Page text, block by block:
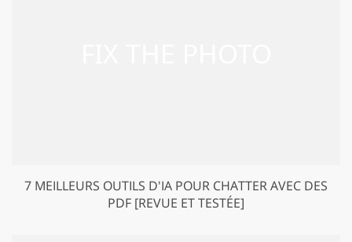
7 MEILLEURS OUTILS D'IA POUR CHATTER AVEC DES
PDF [REVUE ET TESTÉE]